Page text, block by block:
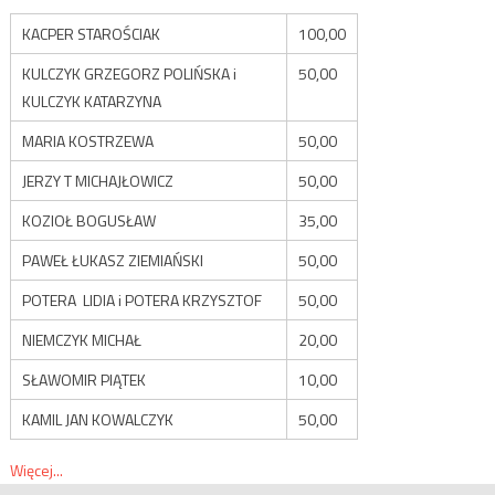
KACPER STAROŚCIAK
100,00
KULCZYK GRZEGORZ POLIŃSKA i
KULCZYK KATARZYNA
50,00
MARIA KOSTRZEWA
50,00
JERZY T MICHAJŁOWICZ
50,00
KOZIOŁ BOGUSŁAW
35,00
PAWEŁ ŁUKASZ ZIEMIAŃSKI
50,00
POTERA LIDIA i POTERA KRZYSZTOF
50,00
NIEMCZYK MICHAŁ
20,00
SŁAWOMIR PIĄTEK
10,00
KAMIL JAN KOWALCZYK
50,00
Więcej...